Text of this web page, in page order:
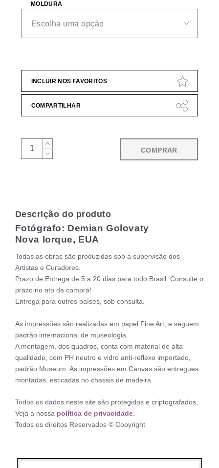
MOLDURA
INCLUIR NOS FAVORITOS
COMPARTILHAR
COMPRAR
Descrição do produto
Fotógrafo: Demian Golovaty
Nova Iorque, EUA
Todas as obras são produzidas sob a supervisão dos
Artistas e Curadores.
Prazo de Entrega de 5 a 20 dias para todo Brasil. Consulte o
prazo no ato da compra!
Entrega para outros países, sob consulta.
As impressões são realizadas em papel Fine Art, e seguem
padrão internacional de museologia.
A montagem, dos quadros, conta com material de alta
qualidade, com PH neutro e vidro anti-reflexo importado,
padrão Museum. As impressões em Canvas são entregues
montadas, esticadas no chassis de madeira.
Todos os dados neste site são protegidos e criptografados,
Veja a nossa política de privacidade.
Todos os direitos Reservados © Copyright